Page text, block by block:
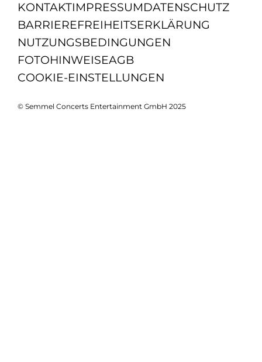
KONTAKTIMPRESSUMDATENSCHUTZ
BARRIEREFREIHEITSERKLÄRUNG
NUTZUNGSBEDINGUNGEN
FOTOHINWEISEAGB
COOKIE-EINSTELLUNGEN
© Semmel Concerts Entertainment GmbH 2025